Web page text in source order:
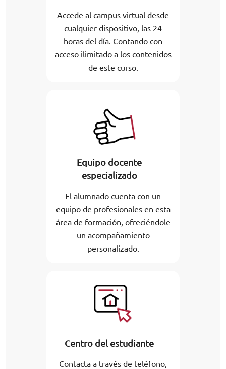
Accede al campus virtual desde
cualquier dispositivo, las 24
horas del día. Contando con
acceso ilimitado a los contenidos
de este curso.
Equipo docente
especializado
El alumnado cuenta con un
equipo de profesionales en esta
área de formación, ofreciéndole
un acompañamiento
personalizado.
Centro del estudiante
Contacta a través de teléfono,